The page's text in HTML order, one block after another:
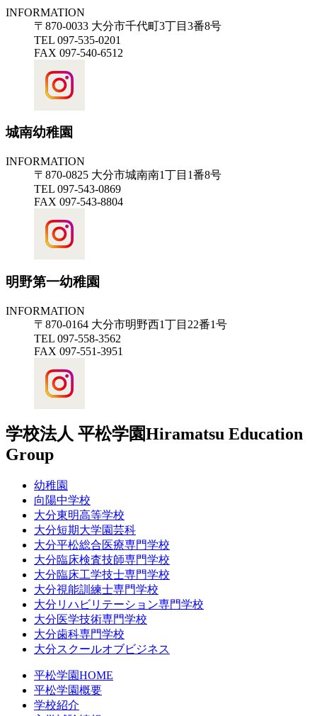
INFORMATION
〒870-0033 大分市千代町3丁目3番8号
TEL 097-535-0201
FAX 097-540-6512
城南幼稚園
INFORMATION
〒870-0825 大分市城南南1丁目1番8号
TEL 097-543-0869
FAX 097-543-8804
明野第一幼稚園
INFORMATION
〒870-0164 大分市明野西1丁目22番1号
TEL 097-558-3562
FAX 097-551-3951
学校法人 平松学園Hiramatsu Education
Group
幼稚園
向陽中学校
大分東明高等学校
大分短期大学園芸科
大分平松総合医療専門学校
大分臨床検査技師専門学校
大分臨床工学技士専門学校
大分視能訓練士専門学校
大分リハビリテーション専門学校
大分医学技術専門学校
大分歯科専門学校
大分スクールオブビジネス
平松学園HOME
平松学園概要
学校紹介